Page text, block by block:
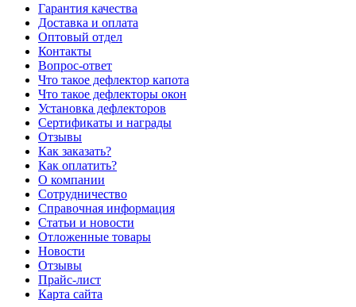
Гарантия качества
Доставка и оплата
Оптовый отдел
Контакты
Вопрос-ответ
Что такое дефлектор капота
Что такое дефлекторы окон
Установка дефлекторов
Сертификаты и награды
Отзывы
Как заказать?
Как оплатить?
О компании
Сотрудничество
Справочная информация
Статьи и новости
Отложенные товары
Новости
Отзывы
Прайс-лист
Карта сайта